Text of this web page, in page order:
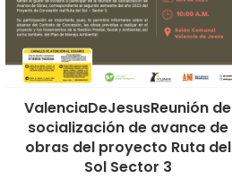
ValenciaDeJesusReunión de
socialización de avance de
obras del proyecto Ruta del
Sol Sector 3